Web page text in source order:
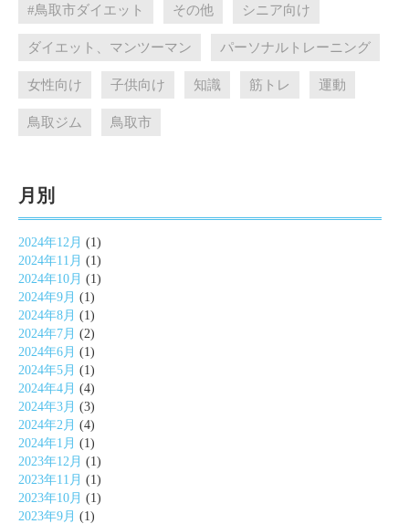
#鳥取市ダイエット その他 シニア向け
ダイエット、マンツーマン パーソナルトレーニング
女性向け 子供向け 知識 筋トレ 運動
鳥取ジム 鳥取市
月別
2024年12月 (1)
2024年11月 (1)
2024年10月 (1)
2024年9月 (1)
2024年8月 (1)
2024年7月 (2)
2024年6月 (1)
2024年5月 (1)
2024年4月 (4)
2024年3月 (3)
2024年2月 (4)
2024年1月 (1)
2023年12月 (1)
2023年11月 (1)
2023年10月 (1)
2023年9月 (1)